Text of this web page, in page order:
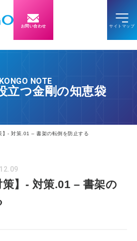
お問い合わせ
KONGO NOTE
立つ金剛の知恵袋
】- 対策.01 – 書架の転倒を防止する
策】- 対策.01 – 書架の